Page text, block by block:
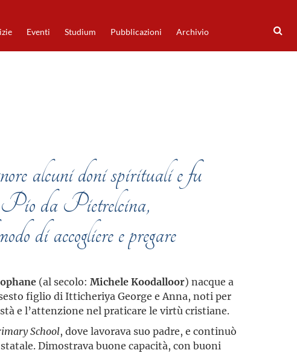
Eventi Studium Pubblicazioni Archivio
alcuni doni spirituali e fu
Pio da Pietrelcina,
di accogliere e pregare
(al secolo:Michele Koodalloor) nacque a
figlio di Itticheriya George e Anna, noti per
e l’attenzione nel praticare le virtù cristiane.
School, dove lavorava suo padre, e continuò
statale. Dimostrava buone capacità, con buoni